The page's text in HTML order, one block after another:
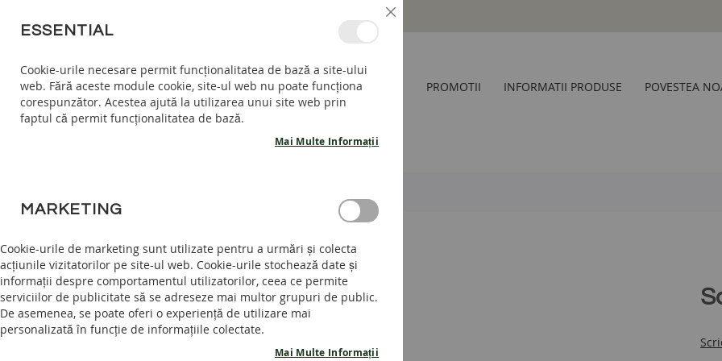
LA
COPII
INCALTARI
PANTOFI
BAREFOOT
GHETE
BAREFOOT
ADULTI
INCALTAMINTE
INTERIOR
SANDALE
COPII ADULTI ACCESORII PROMOTII INFORMATII PRODUSE POVESTEA
to
the
end
of
the
images
ESSENTIAL
Cookie-urile necesare permit funcționalitatea de bază a site-ului
web. Fără aceste module cookie, site-ul web nu poate funcționa
corespunzător. Acestea ajută la utilizarea unui site web prin
faptul că permit funcționalitatea de bază.
Mai Multe Informații
MARKETING
Cookie-urile de marketing sunt utilizate pentru a urmări și colecta
acțiunile vizitatorilor pe site-ul web. Cookie-urile stochează date și
informații despre comportamentul utilizatorilor, ceea ce permite
serviciilor de publicitate să se adreseze mai multor grupuri de public.
De asemenea, se poate oferi o experiență de utilizare mai
personalizată în funcție de informațiile colectate.
Mai Multe Informații